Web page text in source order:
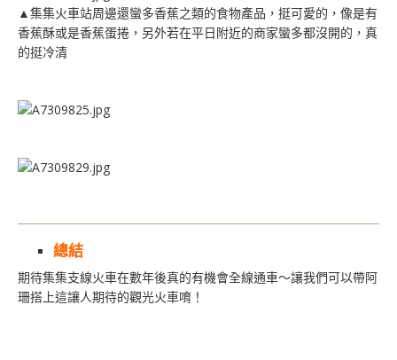
▲集集火車站周邊還蠻多香蕉之類的食物產品，挺可愛的，像是有
香蕉酥或是香蕉蛋捲，另外若在平日附近的商家蠻多都沒開的，真
的挺冷清
總結
期待集集支線火車在數年後真的有機會全線通車～讓我們可以帶阿
珊搭上這讓人期待的觀光火車唷！